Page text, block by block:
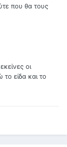
που θα τους
οι
είδα και το